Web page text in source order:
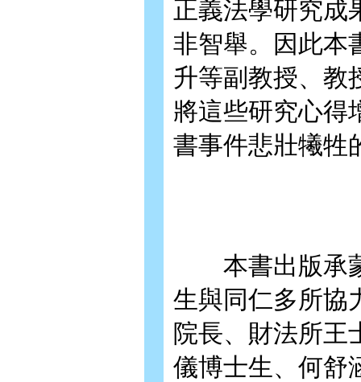
正義法學研究成
非智舉。因此本
升等副教授、教
將這些研究心得
書事件悲壯犧牲
本書出版承蒙
生與同仁多所協
院長、財法所王
儀博士生、何舒